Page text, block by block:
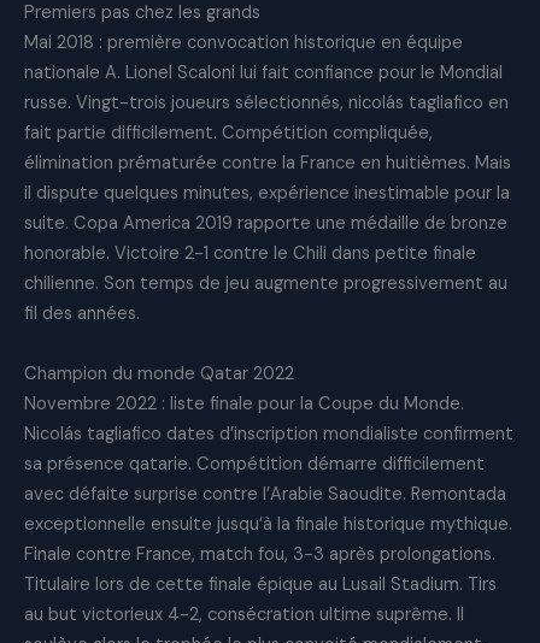
Premiers pas chez les grands
Mai 2018 : première convocation historique en équipe
nationale A. Lionel Scaloni lui fait confiance pour le Mondial
russe. Vingt-trois joueurs sélectionnés, nicolás tagliafico en
fait partie difficilement. Compétition compliquée,
élimination prématurée contre la France en huitièmes. Mais
il dispute quelques minutes, expérience inestimable pour la
suite. Copa America 2019 rapporte une médaille de bronze
honorable. Victoire 2-1 contre le Chili dans petite finale
chilienne. Son temps de jeu augmente progressivement au
fil des années.
Champion du monde Qatar 2022
Novembre 2022 : liste finale pour la Coupe du Monde.
Nicolás tagliafico dates d’inscription mondialiste confirment
sa présence qatarie. Compétition démarre difficilement
avec défaite surprise contre l’Arabie Saoudite. Remontada
exceptionnelle ensuite jusqu’à la finale historique mythique.
Finale contre France, match fou, 3-3 après prolongations.
Titulaire lors de cette finale épique au Lusail Stadium. Tirs
au but victorieux 4-2, consécration ultime suprême. Il